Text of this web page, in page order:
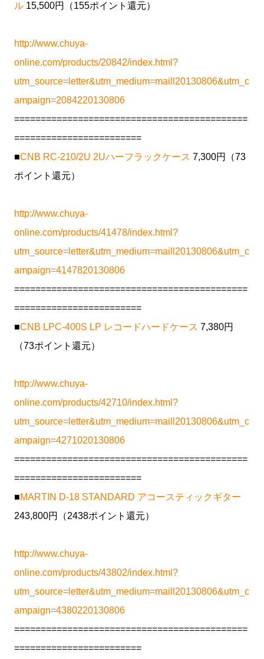
ル 15,500円（155ポイント還元）
http://www.chuya-
online.com/products/20842/index.html?
utm_source=letter&utm_medium=maill20130806&utm_c
ampaign=2084220130806
============================================
========================
■CNB RC-210/2U 2Uハーフラックケース 7,300円（73
ポイント還元）
http://www.chuya-
online.com/products/41478/index.html?
utm_source=letter&utm_medium=maill20130806&utm_c
ampaign=4147820130806
============================================
========================
■CNB LPC-400S LP レコードハードケース 7,380円
（73ポイント還元）
http://www.chuya-
online.com/products/42710/index.html?
utm_source=letter&utm_medium=maill20130806&utm_c
ampaign=4271020130806
============================================
========================
■MARTIN D-18 STANDARD アコースティックギター
243,800円（2438ポイント還元）
http://www.chuya-
online.com/products/43802/index.html?
utm_source=letter&utm_medium=maill20130806&utm_c
ampaign=4380220130806
============================================
========================